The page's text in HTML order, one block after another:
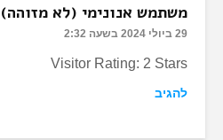
משתמש אנונימי (לא מזוהה)
29 ביולי 2024 בשעה 2:32
Visitor Rating: 2 Stars
להגיב